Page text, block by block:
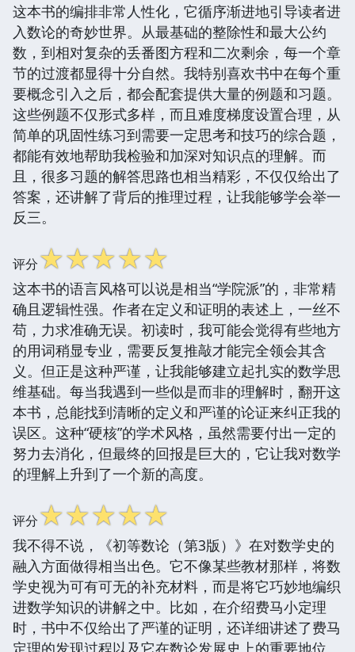
这本书的编排非常人性化，它循序渐进地引导读者进
入数论的奇妙世界。从最基础的整除性和最大公约
数，到相对复杂的丢番图方程和二次剩余，每一个章
节的过渡都显得十分自然。我特别喜欢书中在每个重
要概念引入之后，都会配套提供大量的例题和习题。
这些例题不仅形式多样，而且难度梯度设置合理，从
简单的巩固性练习到需要一定思考和技巧的综合题，
都能有效地帮助我检验和加深对知识点的理解。而
且，很多习题的解答思路也相当精彩，不仅仅给出了
答案，还讲解了背后的推理过程，让我能够学会举一
反三。
评分☆☆☆☆☆
这本书的语言风格可以说是相当“学院派”的，非常精
确且逻辑性强。作者在定义和证明的表述上，一丝不
苟，力求准确无误。初读时，我可能会觉得有些地方
的用词稍显专业，需要反复推敲才能完全领会其含
义。但正是这种严谨，让我能够建立起扎实的数学思
维基础。每当我遇到一些似是而非的理解时，翻开这
本书，总能找到清晰的定义和严谨的论证来纠正我的
误区。这种“硬核”的学术风格，虽然需要付出一定的
努力去消化，但最终的回报是巨大的，它让我对数学
的理解上升到了一个新的高度。
评分☆☆☆☆☆
我不得不说，《初等数论（第3版）》在对数学史的
融入方面做得相当出色。它不像某些教材那样，将数
学史视为可有可无的补充材料，而是将它巧妙地编织
进数学知识的讲解之中。比如，在介绍费马小定理
时，书中不仅给出了严谨的证明，还详细讲述了费马
定理的发现过程以及它在数论发展史上的重要地位。